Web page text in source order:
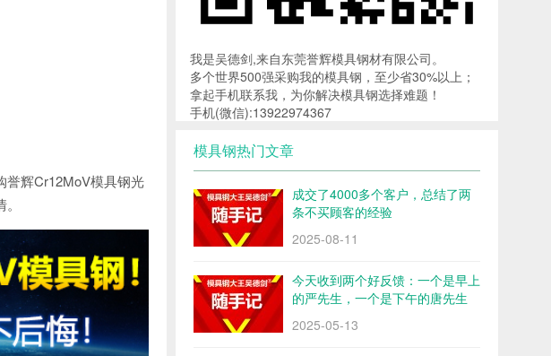
誉辉Cr12MoV模具钢光
我是吴德剑,来自东莞誉辉模具钢材有限公司。
多个世界500强采购我的模具钢，至少省30%以上；
拿起手机联系我，为你解决模具钢选择难题！
手机(微信):13922974367
模具钢热门文章
成交了4000多个客户，总结了两
条不买顾客的经验
2025-08-11
今天收到两个好反馈：一个是早上
的严先生，一个是下午的唐先生
2025-05-13